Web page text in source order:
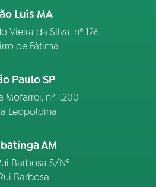
Luís MA
Vieira da Silva, nº 126
de Fátima
Paulo SP
Mofarrej, nº 1.200
Leopoldina
AM
Barbosa S/Nº
Barbosa